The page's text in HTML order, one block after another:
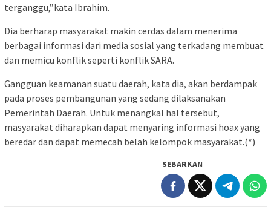
terganggu,”kata Ibrahim.
Dia berharap masyarakat makin cerdas dalam menerima
berbagai informasi dari media sosial yang terkadang membuat
dan memicu konflik seperti konflik SARA.
Gangguan keamanan suatu daerah, kata dia, akan berdampak
pada proses pembangunan yang sedang dilaksanakan
Pemerintah Daerah. Untuk menangkal hal tersebut,
masyarakat diharapkan dapat menyaring informasi hoax yang
beredar dan dapat memecah belah kelompok masyarakat.(*)
SEBARKAN